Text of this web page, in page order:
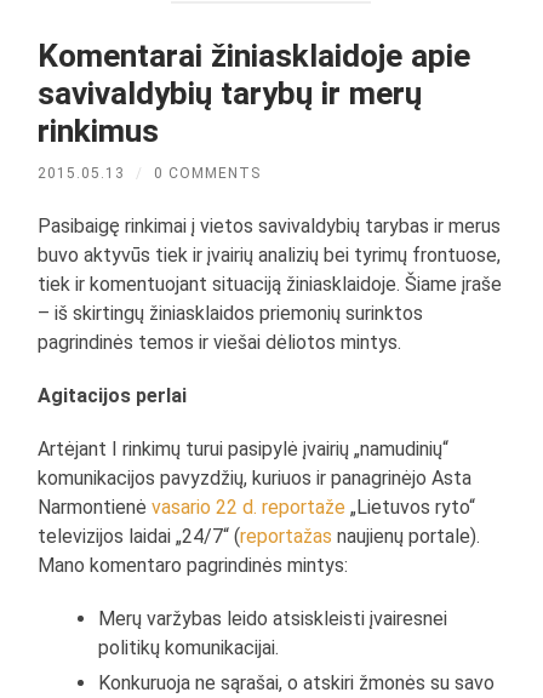
Komentarai žiniasklaidoje apie
savivaldybių tarybų ir merų
rinkimus
2015.05.13 / 0 COMMENTS
Pasibaigę rinkimai į vietos savivaldybių tarybas ir merus
buvo aktyvūs tiek ir įvairių analizių bei tyrimų frontuose,
tiek ir komentuojant situaciją žiniasklaidoje. Šiame įraše
– iš skirtingų žiniasklaidos priemonių surinktos
pagrindinės temos ir viešai dėliotos mintys.
Agitacijos perlai
Artėjant I rinkimų turui pasipylė įvairių „namudinių“
komunikacijos pavyzdžių, kuriuos ir panagrinėjo Asta
Narmontienėvasario 22 d. reportaže „Lietuvos ryto“
televizijos laidai „24/7“ (reportažas naujienų portale).
Mano komentaro pagrindinės mintys:
Merų varžybas leido atsiskleisti įvairesnei
politikų komunikacijai.
Konkuruoja ne sąrašai, o atskiri žmonės su savo